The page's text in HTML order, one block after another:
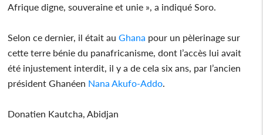
Afrique digne, souveraine et unie », a indiqué Soro.
Selon ce dernier, il était auGhana pour un pèlerinage sur
cette terre bénie du panafricanisme, dont l’accès lui avait
été injustement interdit, il y a de cela six ans, par l’ancien
président Ghanéen Nana Akufo-Addo
Donatien Kautcha, Abidjan